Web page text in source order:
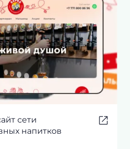
сети
напитков